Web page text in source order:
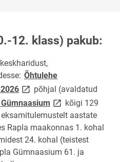
12. klass) pakub:
Õhtulehe
link opens on new page
põhjal (avaldatud
link opens on new
kõigi 129
aastate
Rapla maakonnas 1. kohal
24. kohal (teistest
Gümnaasium 61. ja